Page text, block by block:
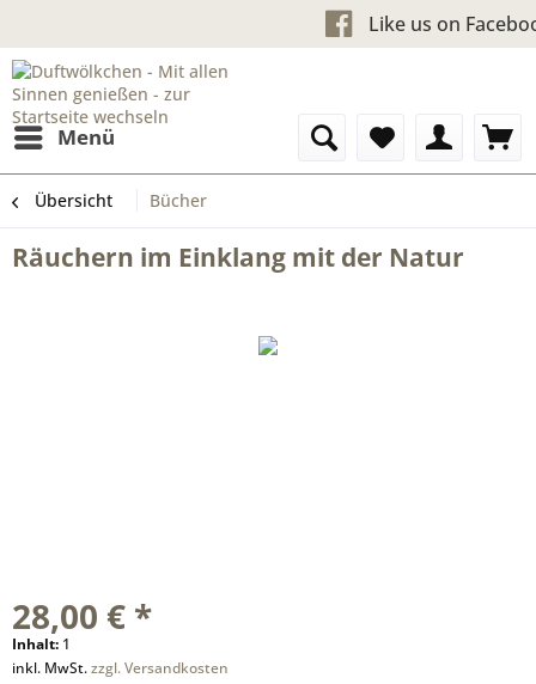
Kostenloser Versand ab 60
Like us
Menü
Übersicht Bücher
Räuchern im Einklang mit der Natur
28,00 € *
Inhalt: 1
inkl. MwSt.zzgl. Versandkosten